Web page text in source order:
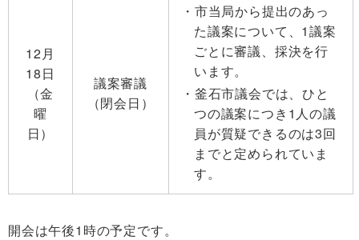
12月
18日
（金
曜
日）
議案審議
（閉会日）
市当局から提出のあっ
た議案について、1議案
ごとに審議、採決を行
います。
釜石市議会では、ひと
つの議案につき1人の議
員が質疑できるのは3回
までと定められていま
す。
開会は午後1時の予定です。